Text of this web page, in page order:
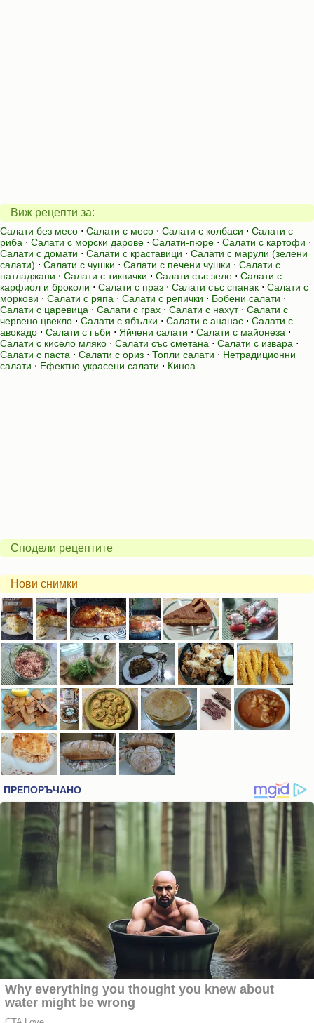
Виж рецепти за:
Салати без месо ⋅ Салати с месо ⋅ Салати с колбаси ⋅ Салати с
риба ⋅ Салати с морски дарове ⋅ Салати-пюре ⋅ Салати с картофи ⋅
Салати с домати ⋅ Салати с краставици ⋅ Салати с марули (зелени
салати) ⋅ Салати с чушки ⋅ Салати с печени чушки ⋅ Салати с
патладжани ⋅ Салати с тиквички ⋅ Салати със зеле ⋅ Салати с
карфиол и броколи ⋅ Салати с праз ⋅ Салати със спанак ⋅ Салати с
моркови ⋅ Салати с ряпа ⋅ Салати с репички ⋅ Бобени салати ⋅
Салати с царевица ⋅ Салати с грах ⋅ Салати с нахут⋅ Салати с
червено цвекло ⋅ Салати с ябълки ⋅ Салати с ананас ⋅ Салати с
авокадо ⋅ Салати с гъби ⋅ Яйчени салати ⋅ Салати с майонеза ⋅
Салати с кисело мляко ⋅ Салати със сметана ⋅ Салати с извара ⋅
Салати с паста ⋅ Салати с ориз ⋅ Топли салати ⋅ Нетрадиционни
салати ⋅ Ефектно украсени салати ⋅ Киноа
Сподели рецептите
Нови снимки